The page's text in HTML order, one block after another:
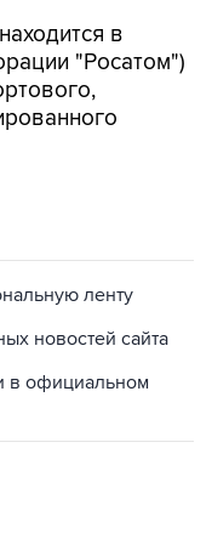
в
"Росатом")
ленту
новостей сайта
в официальном